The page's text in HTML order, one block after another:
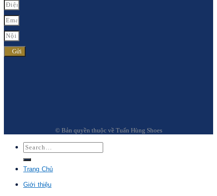
Gửi
© Bản quyền thuộc về Tuấn Hùng Shoes
Trang Chủ
Giới thiệu